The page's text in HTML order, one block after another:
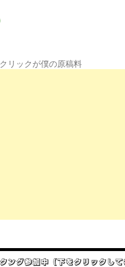
リックが僕の原稿料
ング参加中（下をクリックして